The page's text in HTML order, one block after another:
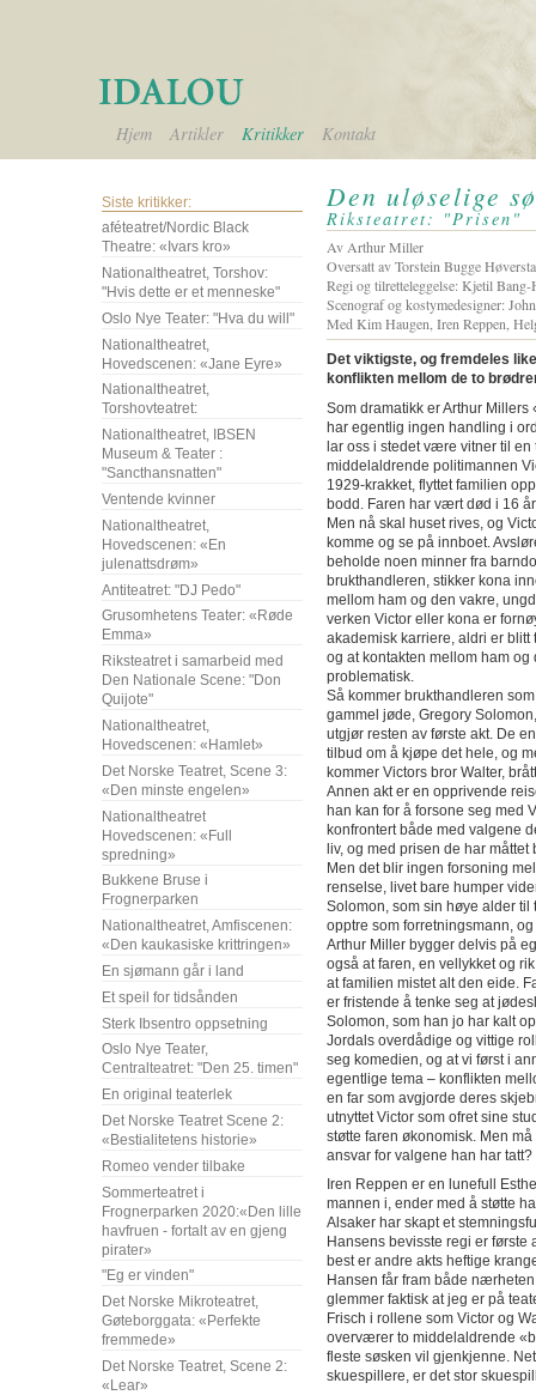
Hjem Artikler Kritikker Kontakt
Siste kritikker:
aféteatret/Nordic Black
Theatre: «Ivars kro»
Nationaltheatret, Torshov:
"Hvis dette er et menneske"
Oslo Nye Teater: "Hva du will"
Nationaltheatret,
Hovedscenen: «Jane Eyre»
Nationaltheatret,
Torshovteatret:
Nationaltheatret, IBSEN
Museum & Teater :
"Sancthansnatten"
Ventende kvinner
Nationaltheatret,
Hovedscenen: «En
julenattsdrøm»
Antiteatret: "DJ Pedo"
Grusomhetens Teater: «Røde
Emma»
Riksteatret i samarbeid med
Den Nationale Scene: "Don
Quijote"
Nationaltheatret,
Hovedscenen: «Hamlet»
Det Norske Teatret, Scene 3:
«Den minste engelen»
Nationaltheatret
Hovedscenen: «Full
spredning»
Bukkene Bruse i
Frognerparken
Nationaltheatret, Amfiscenen:
«Den kaukasiske krittringen»
En sjømann går i land
Et speil for tidsånden
Sterk Ibsentro oppsetning
Oslo Nye Teater,
Centralteatret: "Den 25. timen"
En original teaterlek
Det Norske Teatret Scene 2:
«Bestialitetens historie»
Romeo vender tilbake
Sommerteatret i
Frognerparken 2020:«Den lille
havfruen - fortalt av en gjeng
pirater»
"Eg er vinden"
Det Norske Mikroteatret,
Gøteborggata: «Perfekte
fremmede»
Det Norske Teatret, Scene 2:
«Lear»
Den uløselige
Riksteatret: "Prisen"
Av Arthur Miller
Oversatt av Torstein Bugge
Regi og tilretteleggelse: Kjetil Bang-
Scenograf og kostymedesigner:
Med Kim Haugen, Iren Reppen,
Det viktigste, og fremdeles
konflikten mellom de to
Som dramatikk er Arthur
har egentlig ingen handling i
lar oss i stedet være vitner til
middelaldrende politimannen
1929-krakket, flyttet familien
bodd. Faren har vært død i 16
Men nå skal huset rives, og
komme og se på innboet.
beholde noen minner fra
brukthandleren, stikker kona
mellom ham og den vakre,
verken Victor eller kona er
akademisk karriere, aldri er
og at kontakten mellom ham
problematisk.
Så kommer brukthandleren
gammel jøde, Gregory
utgjør resten av første akt. De
tilbud om å kjøpe det hele, og
kommer Victors bror Walter,
Annen akt er en opprivende
han kan for å forsone seg med
konfrontert både med valgene
liv, og med prisen de har måttet
Men det blir ingen forsoning
renselse, livet bare humper
Solomon, som sin høye alder
opptre som forretningsmann,
Arthur Miller bygger delvis på
også at faren, en vellykket og
at familien mistet alt den eide.
er fristende å tenke seg at
Solomon, som han jo har kalt
Jordals overdådige og vittige
seg komedien, og at vi først i
egentlige tema – konflikten
en far som avgjorde deres
utnyttet Victor som ofret sine
støtte faren økonomisk. Men
ansvar for valgene han har tatt?
Iren Reppen er en lunefull
mannen i, ender med å støtte
Alsaker har skapt et
Hansens bevisste regi er
best er andre akts heftige
Hansen får fram både
glemmer faktisk at jeg er på
Frisch i rollene som Victor og
overværer to middelaldrende
fleste søsken vil gjenkjenne.
skuespillere, er det stor